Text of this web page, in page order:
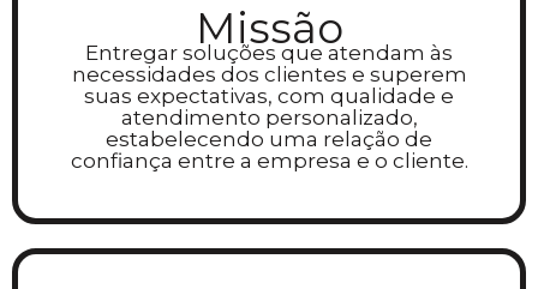
Missão
Entregar soluções que atendam às
necessidades dos clientes e superem
suas expectativas, com qualidade e
atendimento personalizado,
estabelecendo uma relação de
confiança entre a empresa e o cliente.